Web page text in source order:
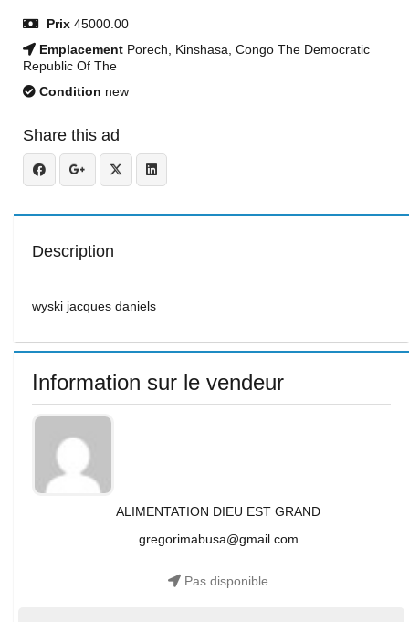
Prix 45000.00
Emplacement Porech, Kinshasa, Congo The Democratic
Republic Of The
Condition new
Share this ad
Description
wyski jacques daniels
Information sur le vendeur
ALIMENTATION DIEU EST GRAND
gregorimabusa@gmail.com
Pas disponible